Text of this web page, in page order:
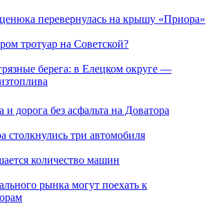
перевернулась на крышу «Приора»
тротуар на Советской?
берега: в Елецком округе —
дорога без асфальта на Доватора
столкнулись три автомобиля
количество машин
рынка могут поехать к